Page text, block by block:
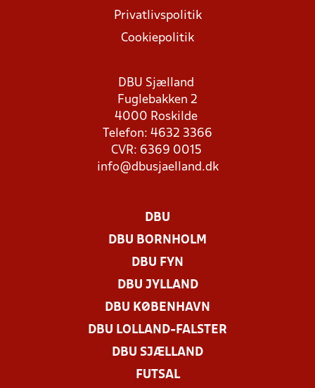
Privatlivspolitik
Cookiepolitik
DBU Sjælland
Fuglebakken 2
4000 Roskilde
Telefon: 4632 3366
CVR: 6369 0015
info@dbusjaelland.dk
DBU
DBU BORNHOLM
DBU FYN
DBU JYLLAND
DBU KØBENHAVN
DBU LOLLAND-FALSTER
DBU SJÆLLAND
FUTSAL